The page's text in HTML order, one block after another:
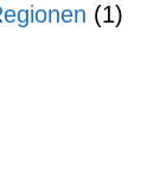
(1)